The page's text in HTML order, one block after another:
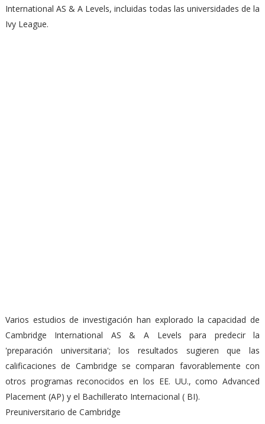
International AS & A Levels, incluidas todas las universidades de la
Ivy League.
Varios estudios de investigación han explorado la capacidad de
Cambridge International AS & A Levels para predecir la
'preparación universitaria'; los resultados sugieren que las
calificaciones de Cambridge se comparan favorablemente con
otros programas reconocidos en los EE. UU., como Advanced
Placement (AP) y el Bachillerato Internacional ( BI).
Preuniversitario de Cambridge